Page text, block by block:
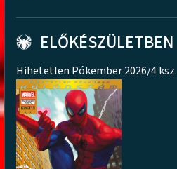
ELŐKÉSZÜLETBEN
Hihetetlen Pókember 2026/4 ksz.